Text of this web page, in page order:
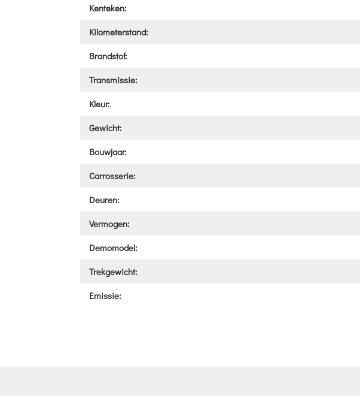
Kenteken:
Kilometerstand:
Brandstof:
Transmissie:
Kleur:
Gewicht:
Bouwjaar:
Carrosserie:
Deuren:
Vermogen:
Demomodel:
Trekgewicht:
Emissie: